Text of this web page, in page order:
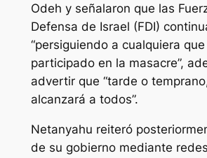
Odeh y señalaron que las
Defensa de Israel (FDI)
“persiguiendo a cualquiera
participado en la masacre”,
advertir que “tarde o
alcanzará a todos”.
Netanyahu reiteró
de su gobierno mediante